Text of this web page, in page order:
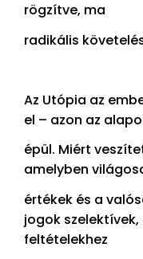
rögzítve, ma
radikális
Az Utópia az
el – azon az
épül. Miért
amelyben
értékek és a
jogok
feltételekhez